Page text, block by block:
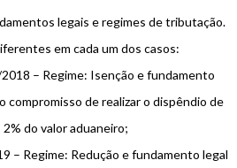
legais e regimes de tributação.
em cada um dos casos:
– Regime: Isenção e fundamento
compromisso de realizar o dispêndio de
2% do valor aduaneiro;
– Regime: Redução e fundamento legal